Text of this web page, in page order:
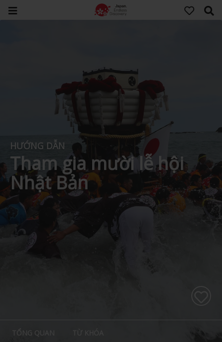
HƯỚNG DẪN
Tham gia mười lễ hội
Nhật Bản
TỔNG QUAN